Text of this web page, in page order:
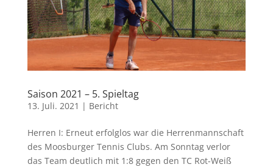
Saison 2021 – 5. Spieltag
13. Juli. 2021 | Bericht
Herren I: Erneut erfolglos war die Herrenmannschaft
des Moosburger Tennis Clubs. Am Sonntag verlor
das Team deutlich mit 1:8 gegen den TC Rot-Weiß